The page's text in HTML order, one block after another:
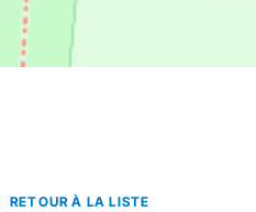
RETOUR À LA LISTE